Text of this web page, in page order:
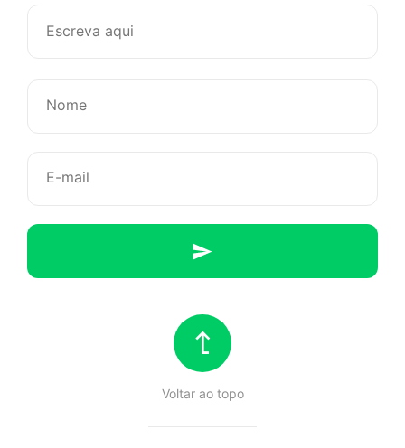
Voltar ao topo